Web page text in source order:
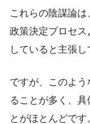
これらの陰謀論
政策決定プロセ
していると主張し
ですが、このよ
ることが多く、
とがほとんどです